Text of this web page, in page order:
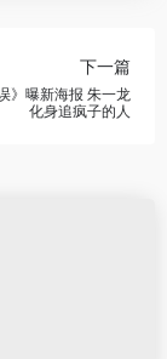
下一篇
》曝新海报 朱一龙
化身追疯子的人